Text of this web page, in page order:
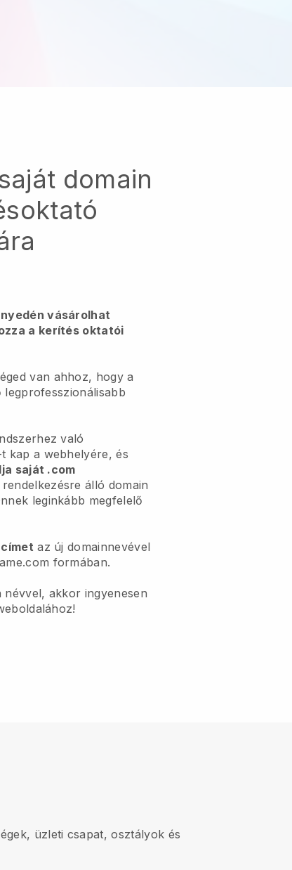
domain
vásárolhat
a kerítés oktatói
van ahhoz, hogy a
való
kap a webhelyére, és
saját .com
rendelkezésre álló domain
leginkább megfelelő
az új domainnevével
formában.
névvel, akkor ingyenesen
üzleti csapat, osztályok és